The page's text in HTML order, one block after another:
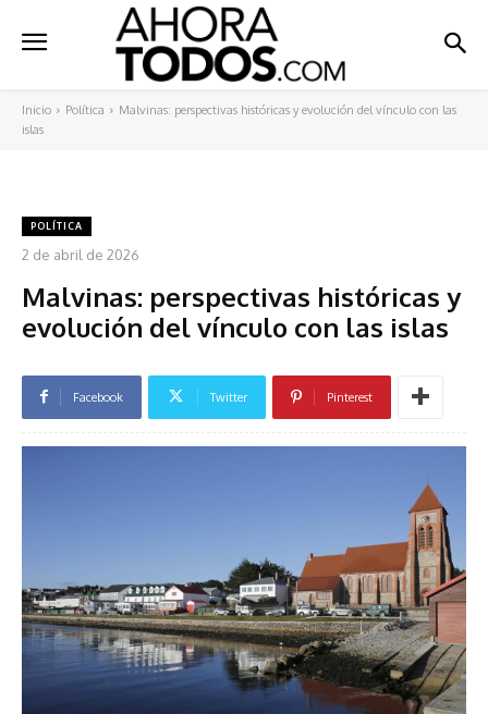
Inicio Política
Malvinas: perspectivas históricas y evolución del vínculo con las
islas
POLÍTICA
2 de abril de 2026
Malvinas: perspectivas históricas y
evolución del vínculo con las islas
Facebook Twitter Pinterest